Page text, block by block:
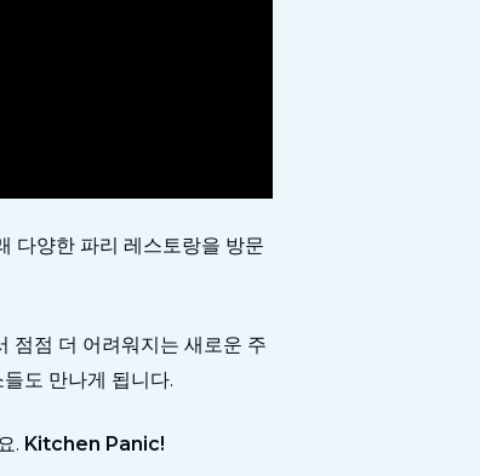
다양한 파리 레스토랑을 방문
점점 더 어려워지는 새로운 주
도 만나게 됩니다.
. Kitchen Panic!